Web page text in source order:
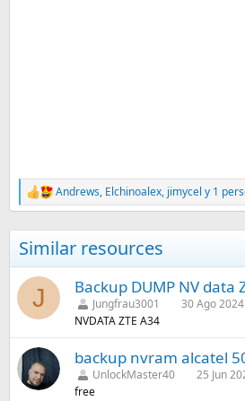
R
e
c
c
i
o
e
:
Andrews, Elchinoalex, jimycel y 1
Similar resources
J Backup DUMP NV data
Jungfrau3001 30 Ago 2024
NVDATA ZTE A34
backup nvram alcatel
UnlockMaster40 25 Jun
free